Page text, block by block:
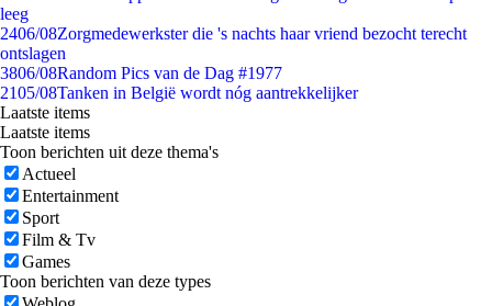
leeg
2406/08Zorgmedewerkster die 's nachts haar vriend bezocht terecht
ontslagen
3806/08Random Pics van de Dag #1977
2105/08Tanken in België wordt nóg aantrekkelijker
Laatste items
Laatste items
Toon berichten uit deze thema's
Actueel
Entertainment
Sport
Film & Tv
Games
Toon berichten van deze types